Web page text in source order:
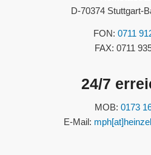
D-70374 Stuttgart-
FON:0711
FAX: 0711
24/7
MOB:0173
E-Mail: